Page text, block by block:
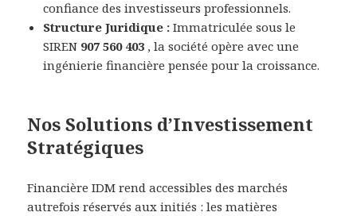
confiance des investisseurs professionnels.
Structure Juridique : Immatriculée sous le
SIREN 907 560 403 , la société opère avec une
ingénierie financière pensée pour la croissance.
Nos Solutions d’Investissement
Stratégiques
Financière IDM rend accessibles des marchés
autrefois réservés aux initiés : les matières